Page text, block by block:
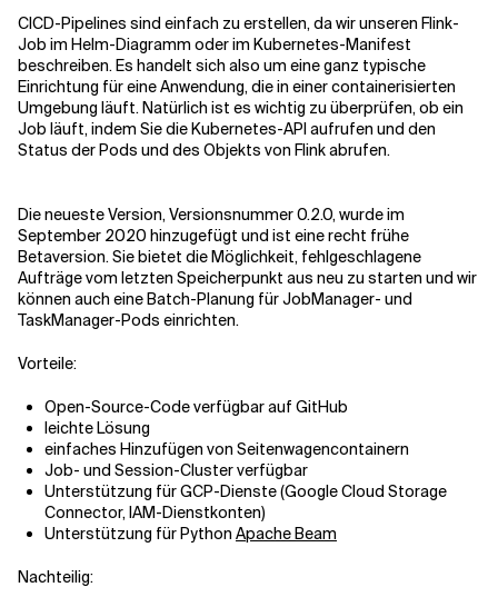
CICD-Pipelines sind einfach zu erstellen, da wir unseren Flink-
Job im Helm-Diagramm oder im Kubernetes-Manifest
beschreiben. Es handelt sich also um eine ganz typische
Einrichtung für eine Anwendung, die in einer containerisierten
Umgebung läuft. Natürlich ist es wichtig zu überprüfen, ob ein
Job läuft, indem Sie die Kubernetes-API aufrufen und den
Status der Pods und des Objekts von Flink abrufen.
Die neueste Version, Versionsnummer 0.2.0, wurde im
September 2020 hinzugefügt und ist eine recht frühe
Betaversion. Sie bietet die Möglichkeit, fehlgeschlagene
Aufträge vom letzten Speicherpunkt aus neu zu starten und wir
können auch eine Batch-Planung für JobManager- und
TaskManager-Pods einrichten.
Vorteile:
Open-Source-Code verfügbar auf GitHub
leichte Lösung
einfaches Hinzufügen von Seitenwagencontainern
Job- und Session-Cluster verfügbar
Unterstützung für GCP-Dienste (Google Cloud Storage
Connector, IAM-Dienstkonten)
Unterstützung für Python Apache Beam
Nachteilig: